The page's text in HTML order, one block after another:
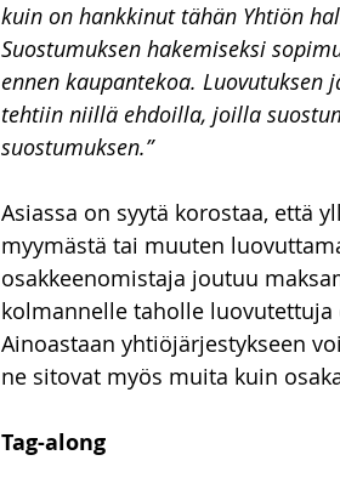
kuin on hankkinut tähän Yhtiön
Suostumuksen hakemiseksi
ennen kaupantekoa. Luovutuksen
tehtiin niillä ehdoilla, joilla
suostumuksen.”
Asiassa on syytä korostaa, että
myymästä tai muuten
osakkeenomistaja joutuu
kolmannelle taholle
Ainoastaan yhtiöjärjestykseen
ne sitovat myös muita kuin
Tag-along